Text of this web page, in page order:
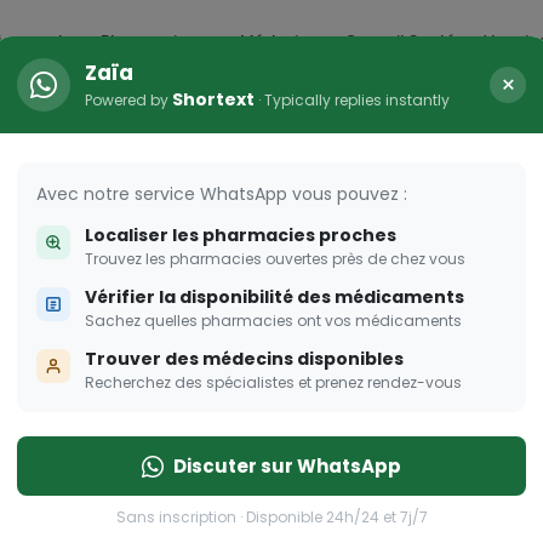
Pharmacies Médecins Conseil Santé
OLGA-ESTHER
le programme Olga Esther pour les femmes enceintes
Rejoignez le programme Olga Esther pour les femmes
Zaïa
Powered by Shortext · Typically replies instantly ×
Avec notre service WhatsApp vous pouvez :
Localiser les pharmacies proches
Trouvez les pharmacies ouvertes près de chez vous
Vérifier la disponibilité des médicaments
Sachez quelles pharmacies ont vos médicaments
Trouver des médecins disponibles
Recherchez des spécialistes et prenez rendez-vous
Discuter sur WhatsApp
Sans inscription · Disponible 24h/24 et 7j/7